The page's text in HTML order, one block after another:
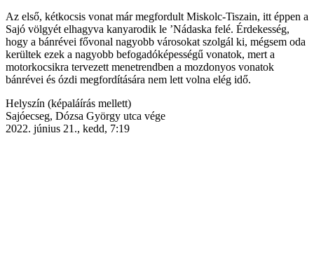
Az első, kétkocsis vonat már megfordult Miskolc-Tiszain, itt éppen a
Sajó völgyét elhagyva kanyarodik le ’Nádaska felé. Érdekesség,
hogy a bánrévei fővonal nagyobb városokat szolgál ki, mégsem oda
kerültek ezek a nagyobb befogadóképességű vonatok, mert a
motorkocsikra tervezett menetrendben a mozdonyos vonatok
bánrévei és ózdi megfordítására nem lett volna elég idő.
Helyszín (képaláírás mellett)
Sajóecseg, Dózsa György utca vége
2022. június 21., kedd, 7:19